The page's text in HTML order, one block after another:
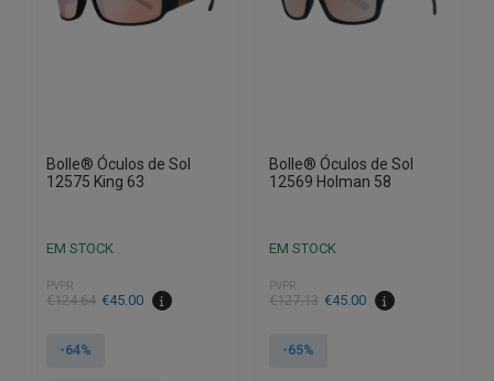
Bolle® Óculos de Sol
12575 King 63
EM STOCK
PVPR
€124.64
O
original
€45.00
O
atual
-64%
Bolle® Óculos de Sol
12569 Holman 58
EM STOCK
PVPR
€127.13
O
original
€45.00
O
atual
-65%